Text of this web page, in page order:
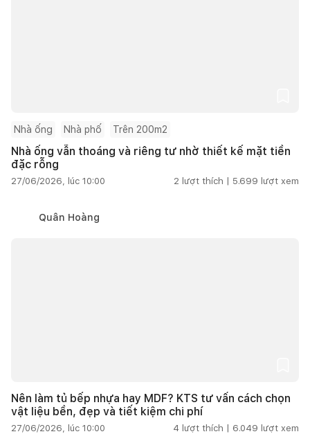
Nhà ống Nhà phố Trên 200m2
Nhà ống vẫn thoáng và riêng tư nhờ thiết kế mặt tiền
đặc rỗng
27/06/2026, lúc 10:00 2 lượt thích | 5.699 lượt xem
Quân Hoàng
Nên làm tủ bếp nhựa hay MDF? KTS tư vấn cách chọn
vật liệu bền, đẹp và tiết kiệm chi phí
27/06/2026, lúc 10:00 4 lượt thích | 6.049 lượt xem